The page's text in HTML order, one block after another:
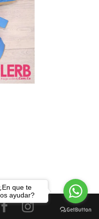
que te
ayudar?